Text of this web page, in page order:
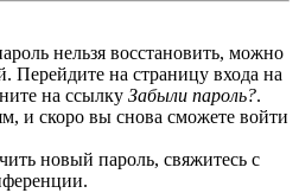
нельзя восстановить, можно
Перейдите на страницу входа на
на ссылку Забыли пароль?.
и скоро вы снова сможете войти
новый пароль, свяжитесь с